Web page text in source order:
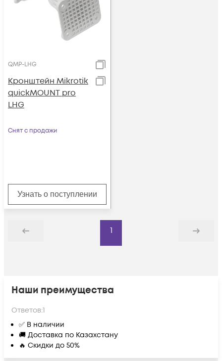
QMP-LHG
Кронштейн Mikrotik
quickMOUNT pro
LHG
Снят с продажи
Узнать о поступлении
Назад
1
Дальше
Наши преимущества
Ответов:1
✅ В наличии
🚚 Доставка по Казахстану
🔥 Скидки до 50%